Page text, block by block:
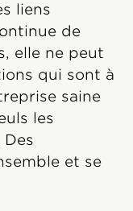
liens
de
elle ne peut
qui sont à
saine
les
et se